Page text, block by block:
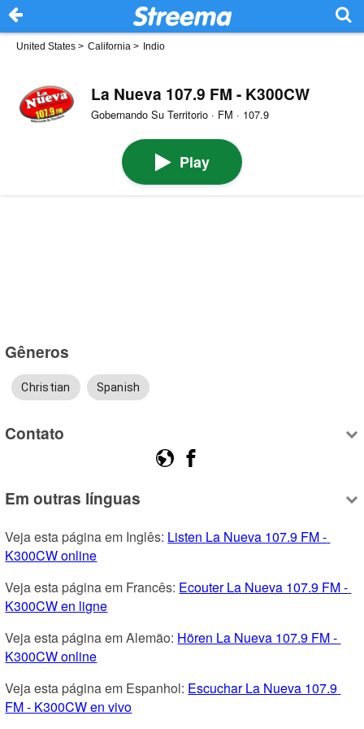
United States > California > Indio
La Nueva 107.9 FM - K300CW
Gobernando Su Territorio · FM · 107.9
Play
Gêneros
Christian Spanish
Contato
Em outras línguas
Veja esta página em Inglês: Listen La Nueva 107.9 FM -
K300CW online
Veja esta página em Francês: Ecouter La Nueva 107.9 FM -
K300CW en ligne
Veja esta página em Alemão: Hören La Nueva 107.9 FM -
K300CW online
Veja esta página em Espanhol: Escuchar La Nueva 107.9
FM - K300CW en vivo